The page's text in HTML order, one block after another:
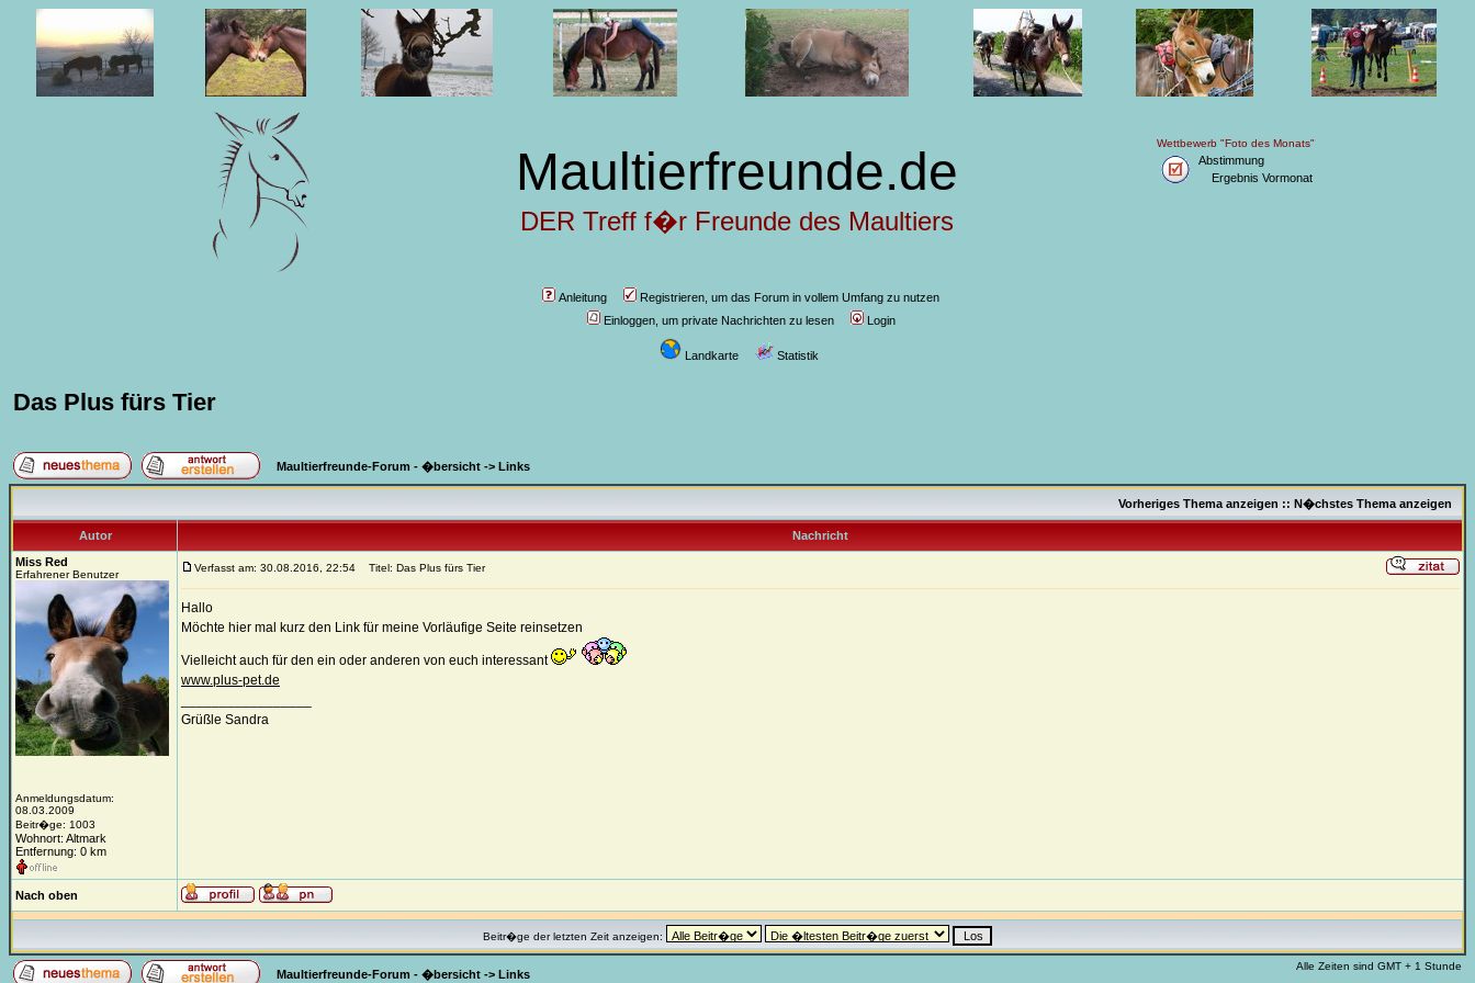
Maultierfreunde.de
DER Treff f�r Freunde des Maultiers
Wettbewerb "Foto des Monats"
Abstimmung
Ergebnis Vormonat
Anleitung
Registrieren, um das Forum in vollem Umfang zu nutzen
Einloggen, um private Nachrichten zu lesen
Login
Landkarte Statistik
Das Plus fürs Tier
Maultierfreunde-Forum - �bersicht -> Links
Vorheriges Thema anzeigen :: N�chstes Thema anzeigen
Autor
Nachricht
Miss Red
Erfahrener Benutzer
Anmeldungsdatum:
08.03.2009
Beitr�ge: 1003
Wohnort: Altmark
Entfernung: 0 km
Verfasst am: 30.08.2016, 22:54 Titel: Das Plus fürs Tier
Hallo
Möchte hier mal kurz den Link für meine Vorläufige Seite reinsetzen
Vielleicht auch für den ein oder anderen von euch interessant
www.plus-pet.de
Grüßle Sandra
Nach oben
Beitr�ge der letzten Zeit anzeigen:
Maultierfreunde-Forum - �bersicht -> Links
Alle Zeiten sind GMT + 1 Stunde